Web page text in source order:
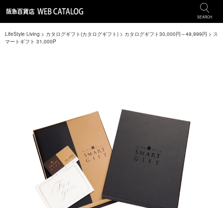
SEARCH
LifeStyle Living > カタログギフト(カタログギフト) > カタログギフト30,000円～49,999円 > ス
マートギフト 31,000P